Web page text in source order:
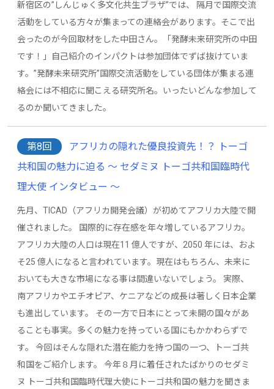
新宿区の”しんじゅく多文化共生ブラザ”では、 隔月で国際交流
活動をしている方々が集まっての連絡会があります。そこで出
会ったのが今回取材をした中田さん。「発酵未来研究所の中田
です！」自己紹介のインパクトは参加団体でずば抜けていま
す。”発酵未来研究所”国際交流活動をしている団体が集まる連
絡会には不相応に聞こえる研究所名。いったいどんな参加して
るのか聞いてきました。
第8回
アフリカの隠れた優良投資先！？ トーゴ
共和国の魅力に迫る ～ セダミヌ トーゴ共和国臨時代
理大使 インタビュー ～
先月、TICAD（アフリカ開発会議）が初めてアフリカ大陸で開
催されました。 国際的に存在感を年々増しているアフリカ。
アフリカ大陸の人口は現在11 億人ですが、2050 年には、およ
そ25 億人になると言われています。現在はもちろん、未来に
おいても大きな市場になる事は間違いないでしょう。 実際、
南アフリカやエチオピア、ケニアなどの成長は著しく日本企業
も進出しています。 その一方で日本にとって未開の国々があ
ることも事実。多くの魅力を持っている国にもかかわらずで
す。 今回はそんな隠れた潜在能力を持つ国の一つ、トーゴ共
和国をご紹介します。 今年８月に着任されたばかりのセダミ
ヌ トーゴ共和国臨時代理大使にトーゴ共和国の魅力を聞きま